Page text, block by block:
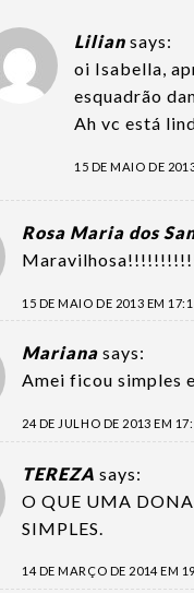
Lilian says:
oi Isabella,
esquadrão
Ah vc está
15 DE MAIO DE
Rosa Maria dos
15 DE MAIO DE 2013 EM
Mariana says:
Amei ficou simples
24 DE JULHO DE 2013 EM
TEREZA says:
O QUE UMA
SIMPLES.
14 DE MARÇO DE 2014 EM